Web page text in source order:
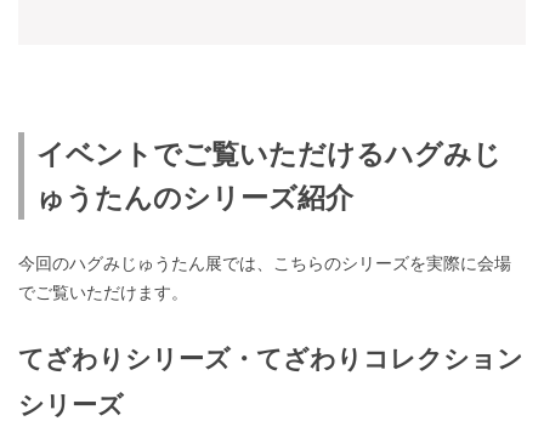
イベントでご覧いただけるハグみじ
ゅうたんのシリーズ紹介
今回のハグみじゅうたん展では、こちらのシリーズを実際に会場
でご覧いただけます。
てざわりシリーズ・てざわりコレクション
シリーズ